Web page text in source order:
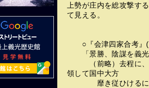
上勢が庄内を総攻撃す
て見える。
○『会津四家合考』(
「景勝、陰謀を義光
（前略）去程に、義
領して国中大方
靡き従ひけるに